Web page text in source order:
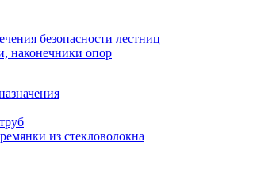
безопасности лестниц
наконечники опор
из стекловолокна